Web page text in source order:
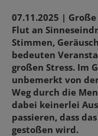
07.11.2025 |
Flut an
Stimmen,
bedeuten
großen Stress. Im
unbemerkt von
Weg durch die
dabei keinerlei
passieren, dass
gestoßen wird.